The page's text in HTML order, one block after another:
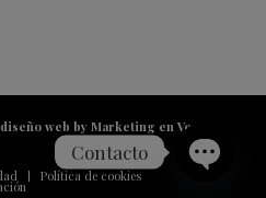
web by Marketing en Vena
Política de cookies
Contacto